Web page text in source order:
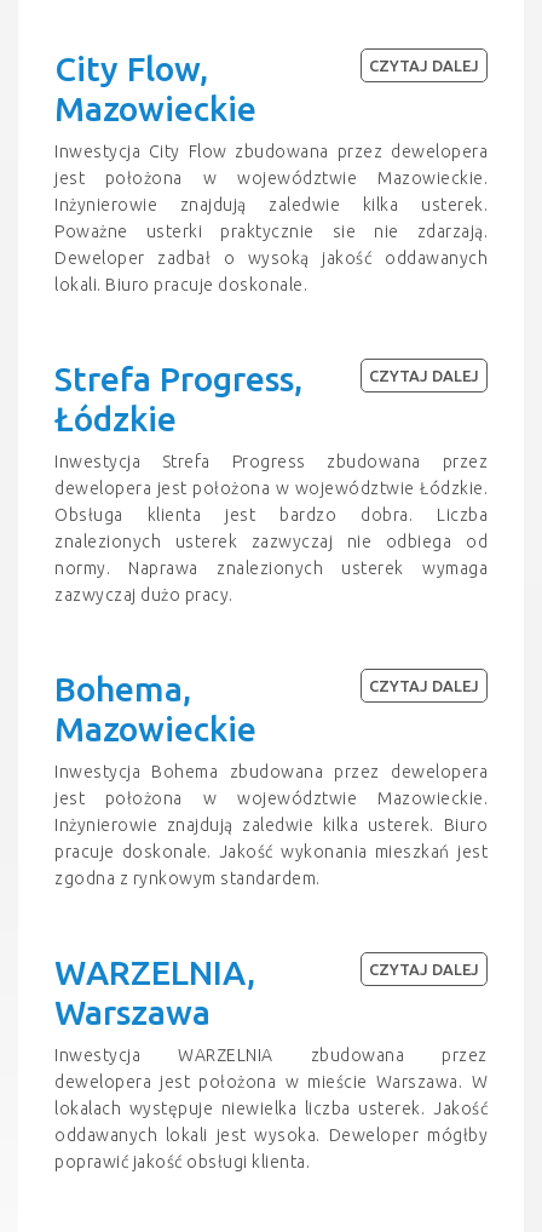
City Flow,
Mazowieckie
Inwestycja City Flow zbudowana przez dewelopera
jest położona w województwie Mazowieckie.
Inżynierowie znajdują zaledwie kilka usterek.
Poważne usterki praktycznie sie nie zdarzają.
Deweloper zadbał o wysoką jakość oddawanych
lokali. Biuro pracuje doskonale.
CZYTAJ DALEJ
Strefa Progress,
Łódzkie
Inwestycja Strefa Progress zbudowana przez
dewelopera jest położona w województwie Łódzkie.
Obsługa klienta jest bardzo dobra. Liczba
znalezionych usterek zazwyczaj nie odbiega od
normy. Naprawa znalezionych usterek wymaga
zazwyczaj dużo pracy.
CZYTAJ DALEJ
Bohema,
Mazowieckie
Inwestycja Bohema zbudowana przez dewelopera
jest położona w województwie Mazowieckie.
Inżynierowie znajdują zaledwie kilka usterek. Biuro
pracuje doskonale. Jakość wykonania mieszkań jest
zgodna z rynkowym standardem.
CZYTAJ DALEJ
WARZELNIA,
Warszawa
Inwestycja WARZELNIA zbudowana przez
dewelopera jest położona w mieście Warszawa. W
lokalach występuje niewielka liczba usterek. Jakość
oddawanych lokali jest wysoka. Deweloper mógłby
poprawić jakość obsługi klienta.
CZYTAJ DALEJ